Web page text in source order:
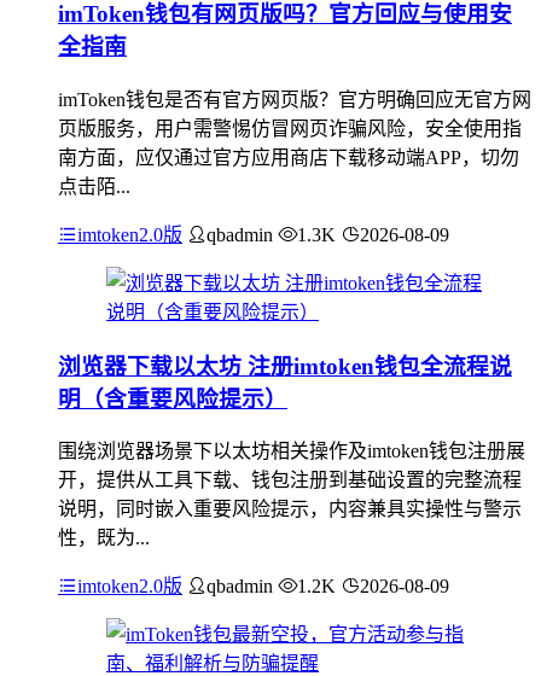
imToken钱包有网页版吗？官方回应与使用安
全指南
imToken钱包是否有官方网页版？官方明确回应无官方网
页版服务，用户需警惕仿冒网页诈骗风险，安全使用指
南方面，应仅通过官方应用商店下载移动端APP，切勿
点击陌...
imtoken2.0版 qbadmin 1.3K 2026-08-09
浏览器下载以太坊 注册imtoken钱包全流程说
明（含重要风险提示）
围绕浏览器场景下以太坊相关操作及imtoken钱包注册展
开，提供从工具下载、钱包注册到基础设置的完整流程
说明，同时嵌入重要风险提示，内容兼具实操性与警示
性，既为...
imtoken2.0版 qbadmin 1.2K 2026-08-09